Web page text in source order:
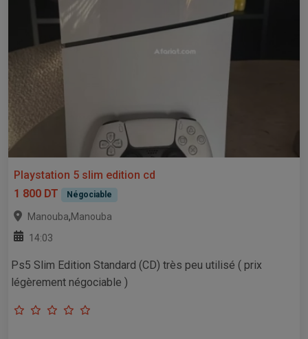
Playstation 5 slim edition cd
1 800 DT
Négociable
Manouba,Manouba
14:03
Ps5 Slim Edition Standard (CD) très peu utilisé ( prix
légèrement négociable )